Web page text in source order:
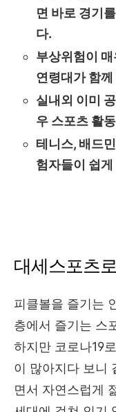
면 바로 경기
다.
부상위험이
연령대가 함
실내외 이미
우 스포츠 활
테니스, 배드
험자들이 쉽
대세스포츠
피클볼을 즐기는
층에서 즐기는 스
하지만 코로나19
이 많아지다 보니
면서 자연스럽게